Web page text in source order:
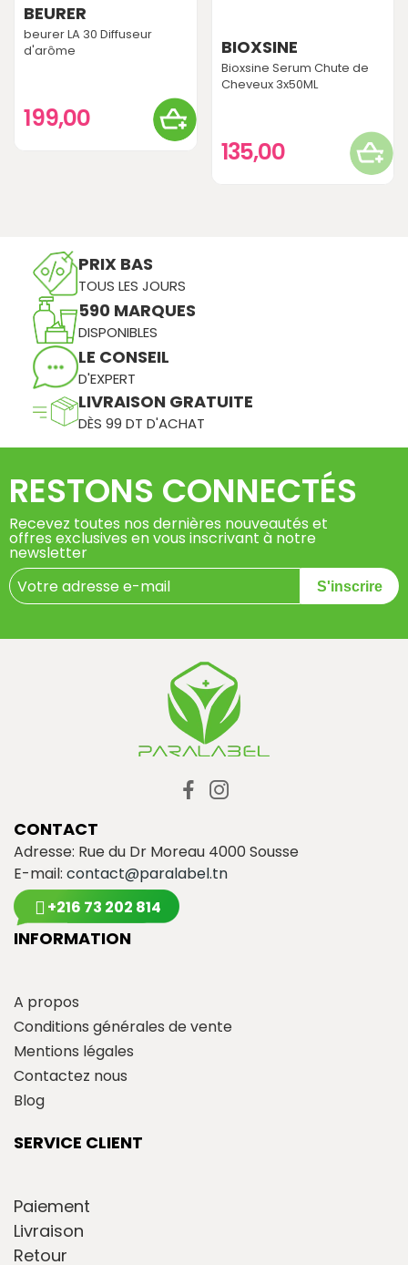
BEURER
beurer LA 30 Diffuseur
d'arôme
199,00
BIOXSINE
Bioxsine Serum Chute de
Cheveux 3x50ML
135,00
PRIX BAS
TOUS LES JOURS
590 MARQUES
DISPONIBLES
LE CONSEIL
D'EXPERT
LIVRAISON GRATUITE
DÈS 99 DT D'ACHAT
RESTONS CONNECTÉS
Recevez toutes nos dernières nouveautés et
offres exclusives en vous inscrivant à notre
newsletter
S'inscrire
CONTACT
Adresse: Rue du Dr Moreau 4000 Sousse
E-mail: contact@paralabel.tn
+216 73 202 814
INFORMATION
A propos
Conditions générales de vente
Mentions légales
Contactez nous
Blog
SERVICE CLIENT
Paiement
Livraison
Retour